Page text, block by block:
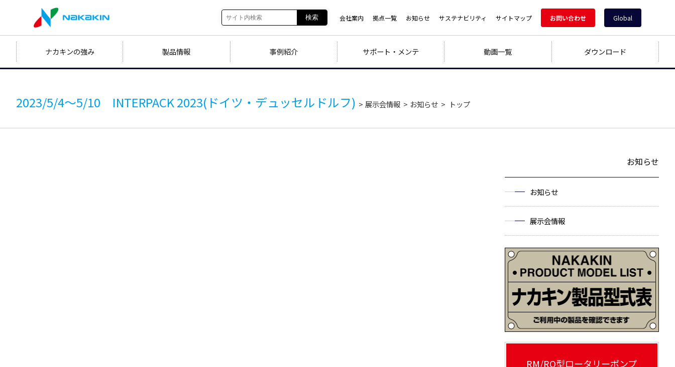
検索 会社案内 拠点一覧 お知らせ サステナビリティ サイトマップ お問い合わせ Global
ナカキンの強み 製品情報 事例紹介 サポート・メンテ 動画一覧 ダウンロード
2023/5/4～5/10 INTERPACK 2023(ドイツ・デュッセルドルフ) 展示会情報 お知らせ トップ
お知らせ
お知らせ
展示会情報
RM/RO型ロータリーポンプ